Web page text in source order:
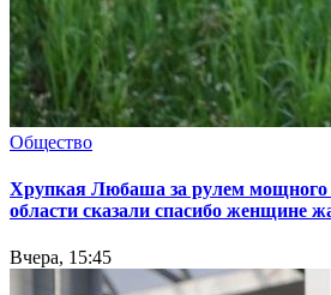
Общество
Хрупкая Любаша за рулем
области сказали спасибо женщине
Вчера, 15:45